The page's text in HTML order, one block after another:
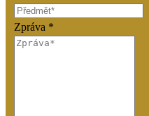
Zpráva *